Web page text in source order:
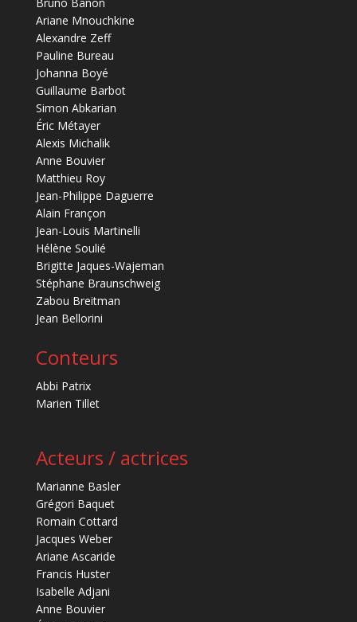
Ariane Mnouchkine
Alexandre Zeff
Pauline Bureau
Johanna Boyé
Guillaume Barbot
Simon Abkarian
Éric Métayer
Alexis Michalik
Anne Bouvier
Matthieu Roy
Jean-Philippe Daguerre
Alain Françon
Jean-Louis Martinelli
Hélène Soulié
Brigitte Jaques-Wajeman
Stéphane Braunschweig
Zabou Breitman
Jean Bellorini
Conteurs
Abbi Patrix
Marien Tillet
Acteurs / actrices
Marianne Basler
Grégori Baquet
Romain Cottard
Jacques Weber
Ariane Ascaride
Francis Huster
Isabelle Adjani
Anne Bouvier